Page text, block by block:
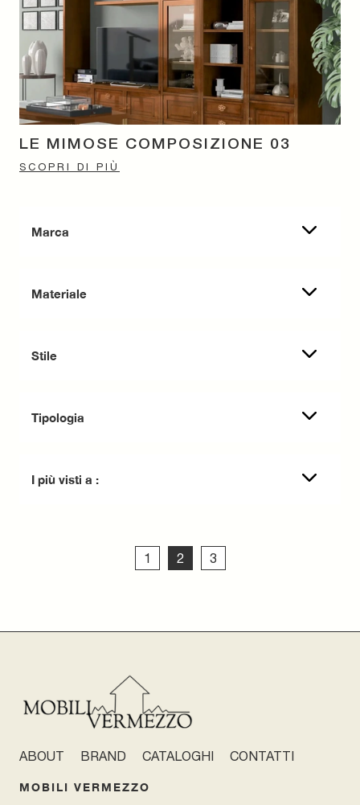
Marca
Materiale
Stile
Tipologia
I più visti a :
LE MIMOSE COMPOSIZIONE 03
SCOPRI DI PIÙ
1 2 3
ABOUT BRAND CATALOGHI CONTATTI
MOBILI VERMEZZO